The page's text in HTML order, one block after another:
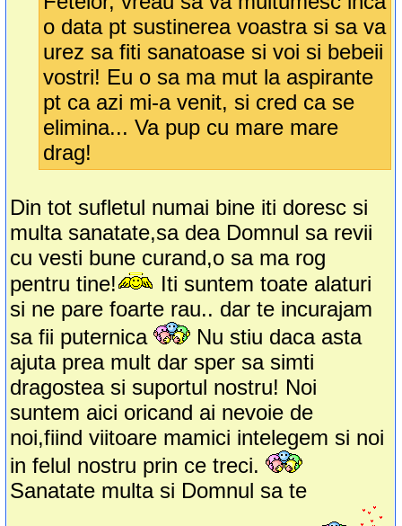
o data pt sustinerea voastra si sa va
urez sa fiti sanatoase si voi si bebeii
vostri! Eu o sa ma mut la aspirante
pt ca azi mi-a venit, si cred ca se
elimina... Va pup cu mare mare
drag!
Din tot sufletul numai bine iti doresc si
multa sanatate,sa dea Domnul sa revii
cu vesti bune curand,o sa ma rog
pentru tine!
Iti suntem toate alaturi
si ne pare foarte rau.. dar te incurajam
sa fii puternica
Nu stiu daca asta
ajuta prea mult dar sper sa simti
dragostea si suportul nostru! Noi
suntem aici oricand ai nevoie de
noi,fiind viitoare mamici intelegem si noi
in felul nostru prin ce treci.
Sanatate multa si Domnul sa te